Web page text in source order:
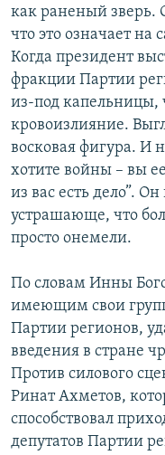
как раненый
что это означает на
Когда президент
фракции Партии
из-под капельницы,
кровоизлияние.
восковая фигура. И
хотите войны – вы
из вас есть дело”.
устрашающе, что
просто онемели.
По словам Инны
имеющим свои
Партии регионов,
введения в стране
Против силового
Ринат Ахметов,
способствовал
депутатов Партии